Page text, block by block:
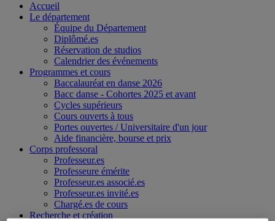
Accueil
Le département
Équipe du Département
Diplômé.es
Réservation de studios
Calendrier des événements
Programmes et cours
Baccalauréat en danse 2026
Bacc danse - Cohortes 2025 et avant
Cycles supérieurs
Cours ouverts à tous
Portes ouvertes / Universitaire d'un jour
Aide financière, bourse et prix
Corps professoral
Professeur.es
Professeure émérite
Professeur.es associé.es
Professeur.es invité.es
Chargé.es de cours
Recherche et création